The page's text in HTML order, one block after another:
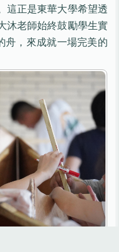
這正是東華大學希望透
沐老師始終鼓勵學生實
舟，來成就一場完美的